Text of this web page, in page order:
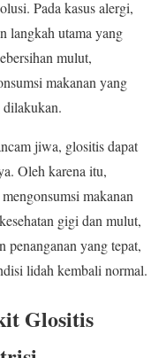
Pada kasus alergi,
langkah utama yang
mulut,
makanan yang
dilakukan.
jiwa, glositis dapat
Oleh karena itu,
makanan
gigi dan mulut,
penanganan yang tepat,
lidah kembali normal.
Glositis